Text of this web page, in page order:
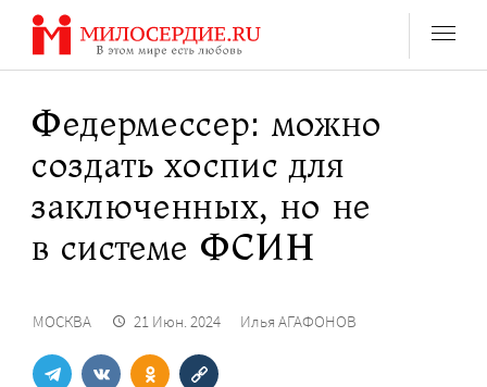
Перейти
содержанию
Федермессер: можно
создать хоспис для
заключенных, но не
в системе ФСИН
МОСКВА 21 Июн. 2024 Илья АГАФОНОВ